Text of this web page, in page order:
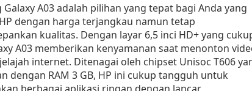
Galaxy A03 adalah pilihan yang tepat bagi Anda yang
dengan harga terjangkau namun tetap
kualitas. Dengan layar 6,5 inci HD+ yang
A03 memberikan kenyamanan saat menonton
internet. Ditenagai oleh chipset Unisoc T606
dengan RAM 3 GB, HP ini cukup tangguh untuk